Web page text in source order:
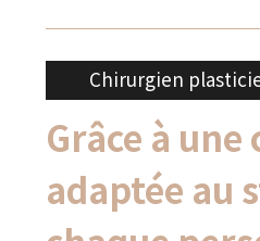
Chirurgien
Grâce à une
adaptée au